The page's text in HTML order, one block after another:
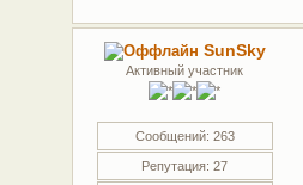
SunSky
Активный участник
Сообщений: 263
Репутация: 27